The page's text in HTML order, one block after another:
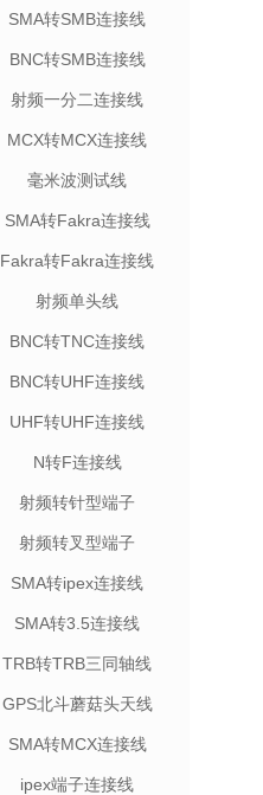
SMA转SMB连接线
BNC转SMB连接线
射频一分二连接线
MCX转MCX连接线
毫米波测试线
SMA转Fakra连接线
Fakra转Fakra连接线
射频单头线
BNC转TNC连接线
BNC转UHF连接线
UHF转UHF连接线
N转F连接线
射频转针型端子
射频转叉型端子
SMA转ipex连接线
SMA转3.5连接线
TRB转TRB三同轴线
GPS北斗蘑菇头天线
SMA转MCX连接线
ipex端子连接线